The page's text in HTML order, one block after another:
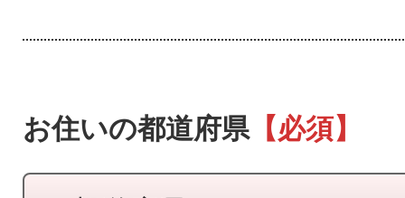
お住いの都道府県【必須】